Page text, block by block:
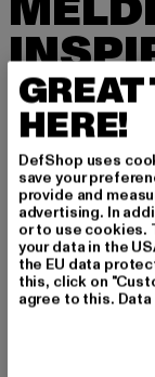
BEN!
Melde dich
erhalte
nds,
er E-Mail!
An welchen
GREAT
HERE!
DefShop uses
save your
provide and
advertising. In
or to use cookies.
your data in the
the EU data
this, click on
agree to this.